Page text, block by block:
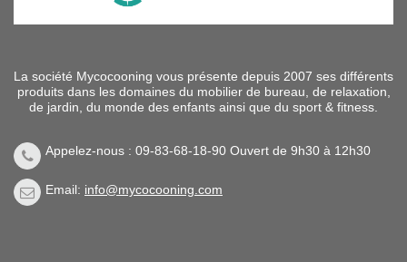
La société Mycocooning vous présente depuis 2007 ses différents
produits dans les domaines du mobilier de bureau, de relaxation,
de jardin, du monde des enfants ainsi que du sport & fitness.
Appelez-nous : 09-83-68-18-90 Ouvert de 9h30 à 12h30
Email: info@mycocooning.com